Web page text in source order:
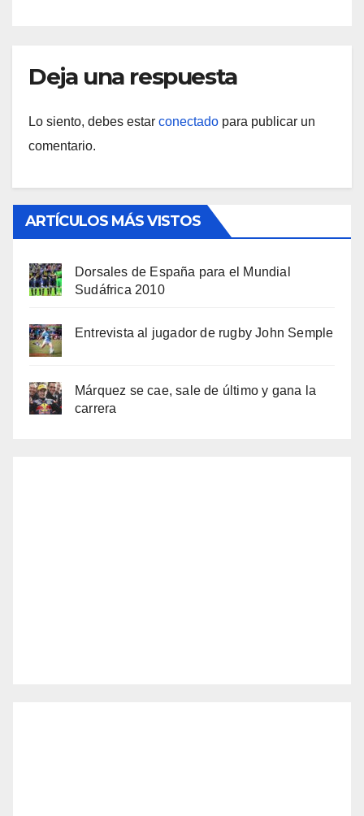
Deja una respuesta
Lo siento, debes estar conectado para publicar un
comentario.
ARTÍCULOS MÁS VISTOS
Dorsales de España para el Mundial
Sudáfrica 2010
Entrevista al jugador de rugby John Semple
Márquez se cae, sale de último y gana la
carrera